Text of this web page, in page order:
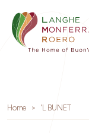
Home 'L BUNET